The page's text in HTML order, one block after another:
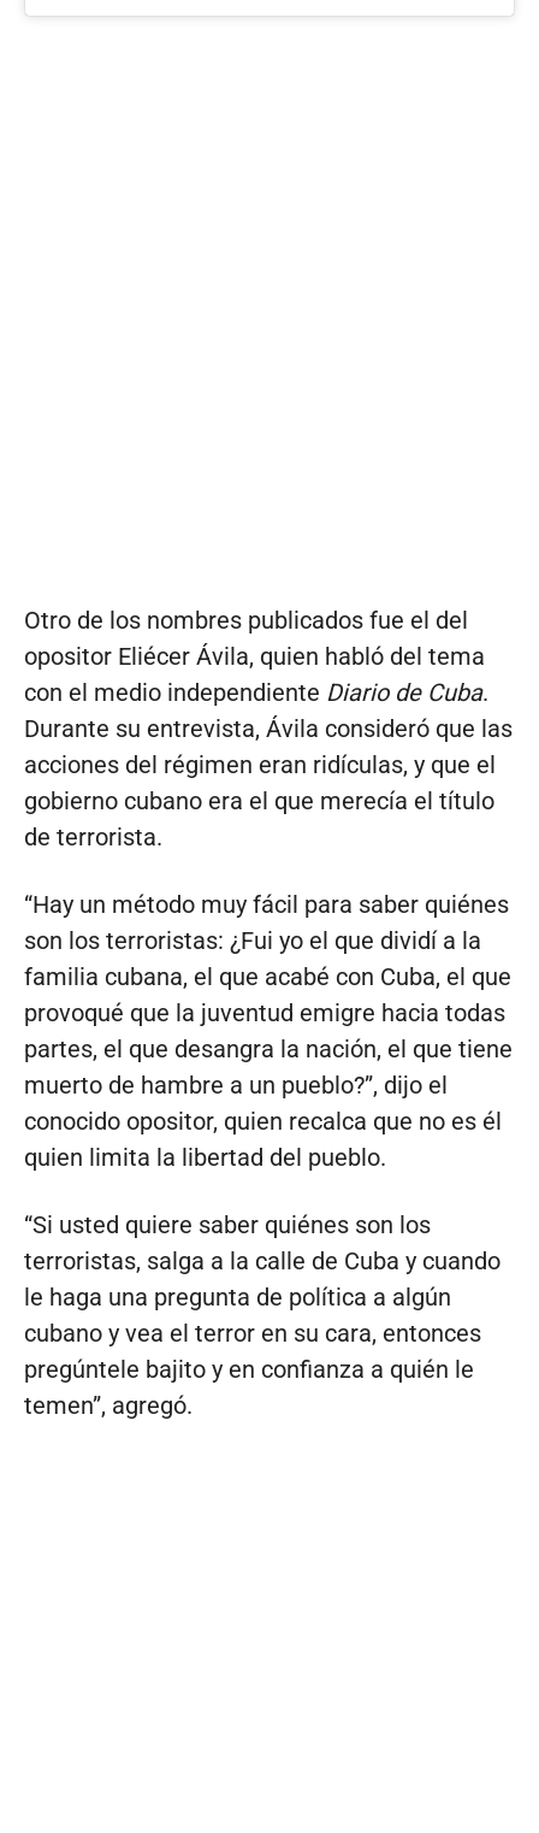
Otro de los nombres publicados fue el del
opositor Eliécer Ávila, quien habló del tema
con el medio independiente Diario de Cuba.
Durante su entrevista, Ávila consideró que las
acciones del régimen eran ridículas, y que el
gobierno cubano era el que merecía el título
de terrorista.
“Hay un método muy fácil para saber quiénes
son los terroristas: ¿Fui yo el que dividí a la
familia cubana, el que acabé con Cuba, el que
provoqué que la juventud emigre hacia todas
partes, el que desangra la nación, el que tiene
muerto de hambre a un pueblo?”, dijo el
conocido opositor, quien recalca que no es él
quien limita la libertad del pueblo.
“Si usted quiere saber quiénes son los
terroristas, salga a la calle de Cuba y cuando
le haga una pregunta de política a algún
cubano y vea el terror en su cara, entonces
pregúntele bajito y en confianza a quién le
temen”, agregó.